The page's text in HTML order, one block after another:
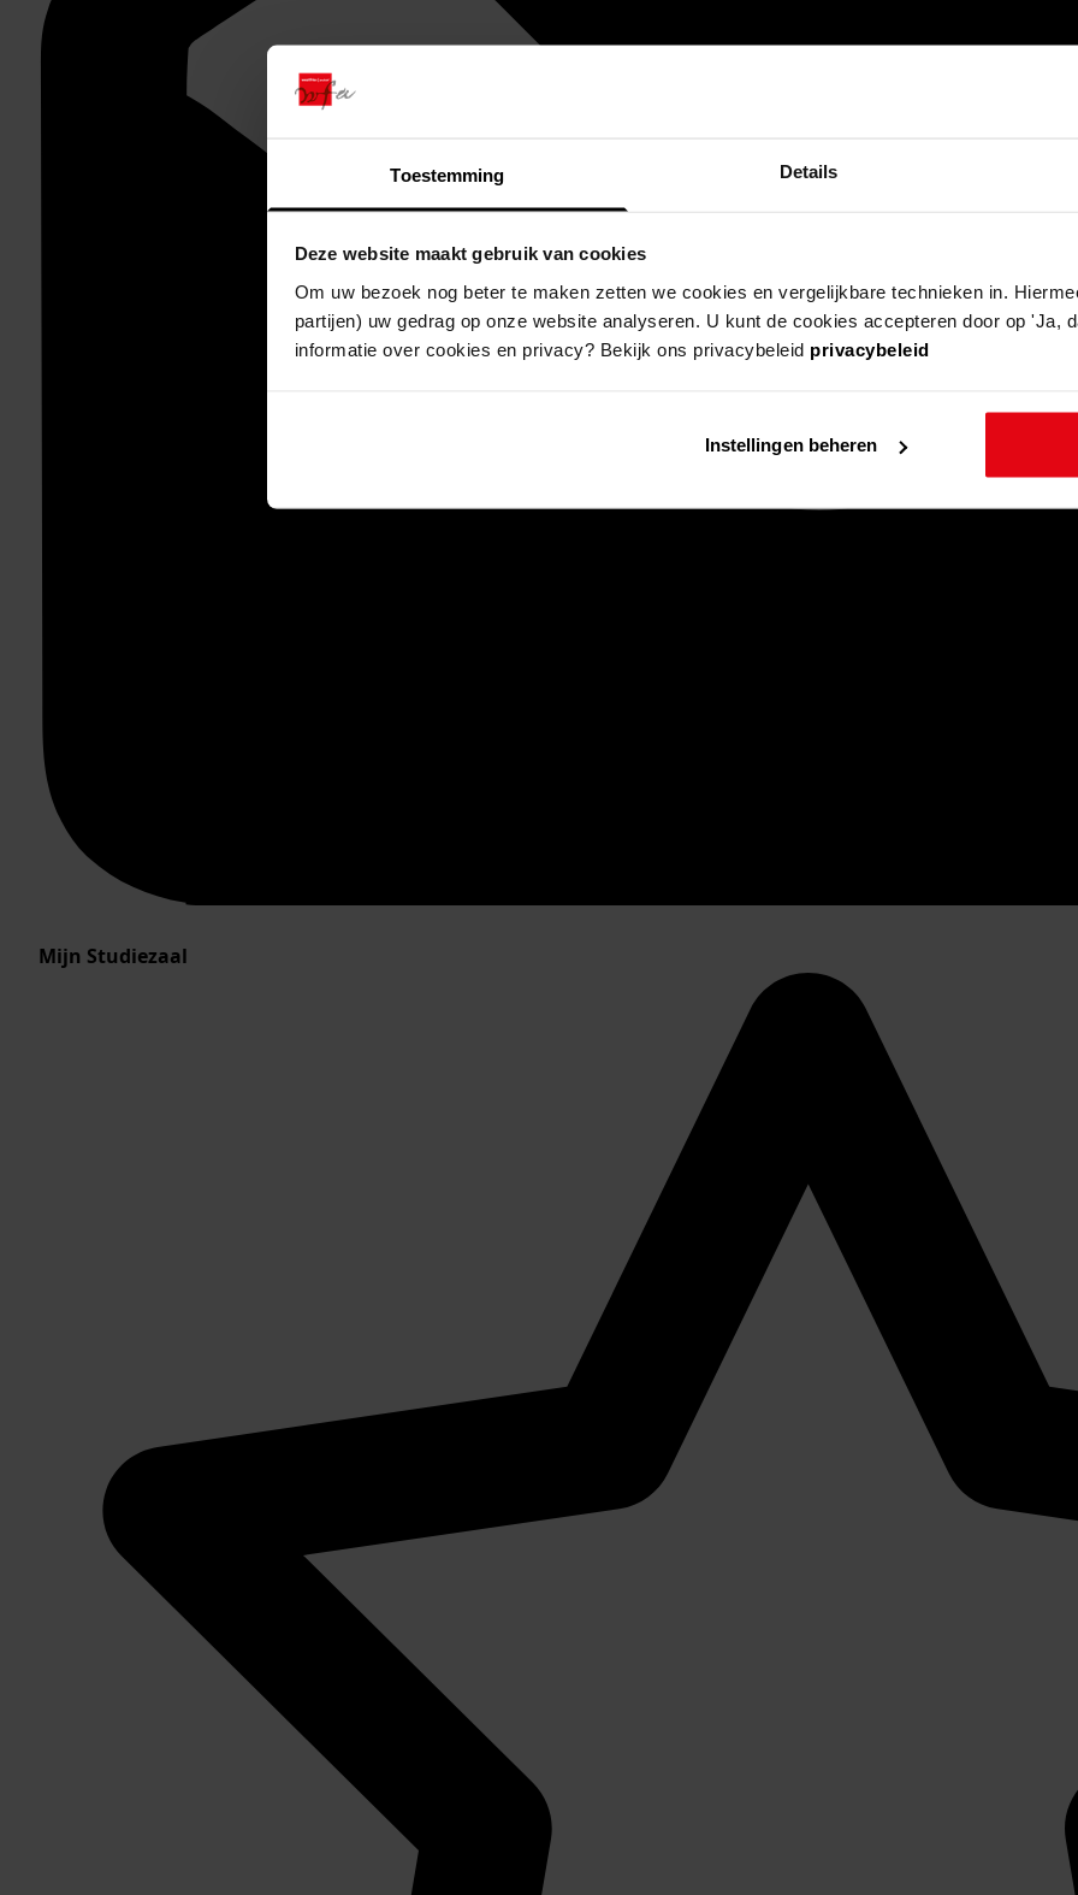
Toestemming Details
Deze website maakt gebruik van cookies
Om uw bezoek nog beter te maken zetten we cookies en vergelijkbare technieken in.
partijen) uw gedrag op onze website analyseren. U kunt de cookies accepteren door op 'Ja,
informatie over cookies en privacy? Bekijk ons privacybeleid privacybeleid
Instellingen beheren
Mijn Studiezaal